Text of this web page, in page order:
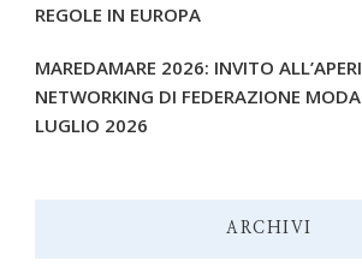
REGOLE IN EUROPA
MAREDAMARE 2026: INVITO
NETWORKING DI FEDERAZIONE
LUGLIO 2026
ARCHIVI